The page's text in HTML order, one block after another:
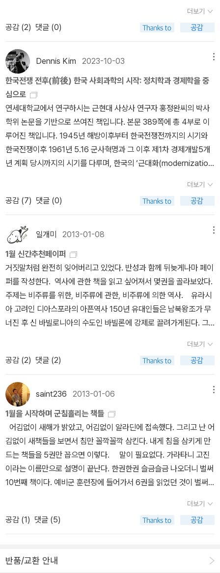
일민주의가 본격적으로 대두되기 시작한 시기는 1949년 주한미군이
철수하면서 ‘안보의 공백’이 발생한 지점과 겹친다. 이승만은 “공산당
움’의 수단으로 민주주의는 역부족이기 때문에 일민주의를 만들었다
고 설명”하였다. 구체적으로 말하면, 남한 내 좌익들의 사상적 ‘전
향’을 이끌어내는 매개체로써 일민주의가 사용된 것이다. 전향은 폭
력적 ‘강압과 유도’ 한 세트로 구성되었는데, 일민주의가 ‘유도’를 맡
았다. 그리고 이 일민주의를 통한 전향으로의 ‘유도’에 적극적으로 나
선 이가 양우정이었다. 양우정의 공산주의 비판의 핵심은 “민족주의
를 기축으로 한 반공주의”였다. 그는 민족을 강조하면서 공산주의와
자본주의, 더 나아가 제국주의와 신식민주의까지 비판한다(물론 비판
의 대안으로 내놓은 것이 대한민국 헌법이기에 자본주의 비판은 다소
항대립항인 자본주의가 아니라 민족과 국가(대한민국)로의 전향이었
다. 즉, 일민주의는 좌익들을 포섭하는 도구였던 것이다. 물론 전향이
사상적 전향만이 아니라 지리산지구 토벌 작전과 같은 폭력적 강압에
의한 전향도 있었음을 절대 간과해선 안 될 것이다. 그러나 파시즘과
유사한 성격을 지닌 일민주의와 족청계는 미국의 견제를 받을 수밖에
없었다. 1950년, 일민주의보급회를 조직하는 등 이범석은 일민주의
를 통해 대중적 기반을 확보하려 했지만, 경제 원조를 두고 이범석과
안호상을 경계한 미국의 압력으로 이범석 당시 부총리와 안호상 당시
문교부 장관이 사퇴함으로써 실패로 돌아갔다. 1952년 발췌개헌을
둘러싼 국회와 이승만 정부 사이의 갈등 속에서 족청계와 일민주의는
다시 정치 무대의 중심에 오르기 시작했다. 그러나 이때 일민주의는
민을 위한 당임을 내세우기 위해서는 양우정식의 논리가 오히려 위
의 인종적 성격을 드러낼 수 없었기 때문인 것으로 보인다. 여전히 민
족주의적 성격이 강조되었으나, “미국을 따라야 하는 상황을 받아들
이게 하기 위해서” 협동주의로 성격이 바뀌었다. 부산정치파동과 발
췌개헌이라는 사태에서 미국은 이범석을 예의주시했다. 미국은 당시
이미 고령이었던 이승만의 신변에 문제가 생겨 이범석이 권력자가 될
것을 우려해, 이승만과 이범석의 사이를 이간질하여 이범석을 제거하
려 하였다. 이 작전은 먹혀들었고, 그 결과가 이범석의 부통령 낙선이
다. 1953년 초, 휴전 반대운동으로 잠시 족청계와 일민주의가 부활하
는 듯했으나, 이범석이 이승만의 권유로 외유를 나간 사이 족청 출신
장관을 갑자기 해임하고, 자유당 중앙당부에서 이범석과 안호상, 양
이 되었으며, 1956년에 공화당을 조직해 부통령 후보로 출마하기도
르자면 노동자들이 정치조직을 결성하고 새로운 경제체제를 꿈꾸고
마르크스주의에 관한 서적을 공공연하게 읽고자 했던 염원은 모두 그
저 민주화일 뿐이다. 그것이 자신의 통치 기반을 정당화하려는 이른
바 “민주화 세력”의 주장이라면 모를까 진보적인 사회학자가 할 소리
는 아닐 것이다.간단히 말해보자. 통혁당은, 인혁당은, 남민전은 그저
민주화운동 세력이었을까. 몇 해 전 쓸쓸히 자신의 차디찬 골방에서
목숨을 잃은 어느 마지막 여자 빨치산 할머니는 그냥 민주화 운동 세
력의 일원이었을까. 민주화라는 것은 그 투쟁과 운동에 가담하고 있
던 자들의 신념과 희망을 백지상태로 돌려놓은 채, 그들을 순전히 “국
가폭력”의 희생자로 환원해도 좋은 것일까. 오랜 동안 영어의 몸에 있
다 출소한 어느 사회주의 투사를 “권위주의적 정치”의 피해자로 박제
화 시켜 놓고, 붓글씨나 쓰고 동양사상이나 풀이하는 “좋은 어른”으
로 재갈을 물려놓고, 그것을 모시는 것이라고 시치미를 떼도 좋은 것
일까. 제 정신이라면 아마 그렇게 생각하기 어려울 것이다.' - 서동
지 초상> 中- '민주화 운동'이라는 라벨로 다채로웠던 사회혁명운동
들을 묶는 것은 일종의 모독이다! 다소 맥락이 다르지만 이 이야기는
독립운동에 대해서도 적용될 수 있을 것이다. 독립운동은 건국운동이
기도 했다. 때문에 독립운동가들에게 주어진 과제는 단순히 일제 식
민지를 벗어나는 것을 넘어서, 식민지 이후 어떤 이념의 국가를 건설
하느냐도 포함되는 일이었다. 여기에는 이념이 중요하고, 이념은 차
이를 만들어낸다. 김일성도 김구도, 이범석도 여운형도 박헌영도 독
립운동이라는 카테고리에서는 동일했다. 그러나 우리가 조금만 공부
청난 차이를 가지고 있었다. 그리고 그 차이는 결코 쓸데없는 갈등이
아니었다. 김구가 세우려는 나라와 여운형이 세우려는 나라, 박헌영
이 세우려는 나라는 결코 같지 않았다. 이처럼 그 모든 다양한 시도들
을 독립운동만으로 묶는 것은 수많은 가능성을 압살하는 일이 아닐
까.3.그런데 좀 더 삐뚤어진 생각을 가지고 이런 질문을 던져보자. 개
혁진영의 지지자들이 흔히 말하듯 '친일파'가 정권을 잡지 않고 '독립
운동 세력'이 정권을 잡았다면 어땠을까? 친일파 청산 실패가 한국 현
대사 비극이라 믿는 이들은 마치 한국의 모든 문제가 친일파로부터
비롯된 듯이 말한다. 그러나 사실 이미 국민국가 건설이 진행되는 시
점에서 더이상 일제에 대한 저항 여부가 더 나은 국가를 세울수 있느
냐에 대한 유일한 판단기준이 될 수는 없었을 것이다. 문제는 '어떤 세
력'인가이다. 이는 단순히 '독립운동가' 출신의 이승만이 어떤 말로를
쳐진 족청계 주요 인물들의 사상적 계보를 보고 있자면 더욱 힘을 얻
히틀러의 <나의 투쟁>을 감명깊게 읽고, 독일의 일사불란함에 감명
이 순진한 자기 중심주의를 삼킨 것은 미군정의 위력을 적극 수용하
고 이용하면서 자신의 야망을 실현해가던 거대한 산, '이승만'이었다.
1960년대에 제3세계 국가들에서 나타난 이데올로기적인 경향은 '민
족주의적 사회주의(nationalist socialism)'라고 표현되기도 했는
데, 30년대부터 형성된 흐름이 냉전이 시작된 뒤에도 제3세계에서
지속된 것이다. 흔히 제3세계주의(third worldism)라 불리는 흐름은
대체로 좌익적 경향이 강한 것이었지만, 민족의 일체성이나 지도자를
강조하는 측면에서는 파시즘과도 공통적인 지점들이 존재했다. 29)
정신 훈련 중에서 제일 많은 시간을 할애한 것이 승강기식인데, 입소
한 날부터 졸업하는 날까지 매일 아침저녁 국기와 단기의 승강기식을
거행했으며 음악에 맞추어 애국가, 단가를 합창했다....(이범석은) 국
기 승강식이 무질서하고 산만한 것은 '국기에 대한 숭경심, 따라서 국
강조했다. 137)양우정은 스스로의 전향 경험을 떠올리면서 공산주의
연장선상에 있는 민족을 국가와 일치시킬 수 있는 상징이 존재한다는
점이다. 과거에 전향했을 때 찾지 못한 ｀지도자｀가 드디어 주어진
것이다. 양우정의 전향은 ｀지도자｀ 이승만을 매개로 완성되었으며,
1930년대에 천황제를 매개로 고바야시 모리토가 전향자운동을 추진
했듯이, 양우정 역시 이승만을 앞세우면서 전향 공작에 앞장서게 된
다. 237)양우정은 일민주의의 핵심인 동질성을 자본주의 비판, 즉 자
본주의의 산물로서의 계급 분열에 대한 비판과 그 변혁에서 찾으려고
한 데 반해, 안호상은 그 동질성을 변혁을 통해서 창출하는 것이 아니
라 ｀핏줄｀이라는 이미 주어진 것에서 찾는 것이다. 일민주의가 내
포할 수 있었던 변혁적 요소는 안호상에 의해 거의 제거되고 말았다.
었다. 족청계의 반공주의는 민족주의를 통해 내부적 계급모순을 ｀
(적색) 제국주의｀에 대한 적대로 치환시키는 파시즘적 논리에 의한
것이었는데, 족청계 제거 직후부터 반공주의 논리로서 오히려 ｀제3
세력｀과 결부될 수 있는 민족주의를 경계하고 진영 논리를 강조하는
경향이 나타나기 시작한 것이다. 454)
아침이 밝기까지 기다리고서 곁님하고 아이들한테 이 목소리를 옮겨
서 들려준다. 낮에 두바퀴를 달려서 면소재지 나래터를 다녀온다. 새
로 선보인 《우리말꽃》을 책숲 이웃님한테 마저 부친다. 《무명의 말
들》을 읽었다. 일본사람으로서 한말을 꽤 할 줄 아는구나 싶고, 무턱
대고 어느 켠을 미는 길은 아니라고 느낀다. ‘저들만 사달이지 않다’는
목소리를 내는 이 나라 글바치가 얼마나 되는지 돌아본다. 갈수록 줄
고, 나날이 자취를 감춘다. 다만, 글결은 아쉽다. 이녁한테 익숙한 일
본 한자말이 아닌, 쉬운 한겨레말을 익히려고 마음을 기울여 본다면
글빛이 확 다르리라. 우리는 ‘말들’처럼 안 쓴다. ‘말·마음·글’이나 ‘구
름·비·물’은 낱으로 쓴다. 더구나 “무명의 말들”은 무늬는 한글이되 일
본말씨이다. “이름없는 말”이나 “조용히 말하다”나 “낮게 말하다”나
“들풀 목소리”처럼 “수수한 말”을 볼 수 있기를 빈다.ㅅㄴㄹ※ 글쓴이
숲노래(최종규) : 우리말꽃(국어사전)을 씁니다. “말꽃 짓는 책숲, 숲
노래”라는 이름으로 시골인 전남 고흥에서 서재도서관·책박물관을
운 말이 평화》, 《곁말》, 《곁책》, 《새로 쓰는 말밑 꾸러미 사전》, 《새
로 쓰는 비슷한말 꾸러미 사전》, 《새로 쓰는 겹말 꾸러미 사전》, 《새
로 쓰는 우리말 꾸러미 사전》, 《책숲마실》, 《우리말 수수께끼 동시》,
《우리말 동시 사전》, 《우리말 글쓰기 사전》, 《이오덕 마음 읽기》, 《시
골에서 살림 짓는 즐거움》, 《마을에서 살려낸 우리말》, 《읽는 우리말
사전 1·2·3》 들을 썼습니다. blog.naver.com/hbooklove
더보기
공감 (2) 댓글 (0)
Dennis Kim 2023-10-03
한국전쟁 전후(前後) 한국 사회과학의 시작: 정치학과 경제학을 중
심으로
연세대학교에서 연구하시는 근현대 사상사 연구자 홍정완씨의 박사
학위 논문을 기반으로 쓰여진 책입니다. 본문 389쪽에 총 4부로 이
루어진 책입니다. 1945년 해방이후부터 한국전쟁전까지의 시기와
한국전쟁이후 1961년 5.16 군사혁명과 그 이후 제1차 경제개발5개
년 계획 당시까지의 시기를 다루며, 한국의 ‘근대화(modernizatio
학 분과입니다. 1945년 해방과 미군정의 시기를 지나 1948년 남한
에 정부가 수립된 이후 새로운 정치체제와 경제체제를 만들어야 했던
당시에 가장 두드러지는 활동을 했던 분과이기 때문에 선택된 걸로
보입니다. 정치학분야의 특징을 보면 해방이후 새로운 정치체제를 모
색하는 과정에서 현재 당연히 여기는 민주주의 체제를 고려하지 않았
다는 점이 눈에 띕니다. 한국천쟁이전까지 영미식 자유민주주의보다
유럽의 사회민주주의적 체제와 심지어 나찌 독일의 파시즘적 독재체
제까지 논의가 되었습니다. 1930년대 나찌 독일에서 공부했던 학자
들이 활동했을 뿐만 아니라 일본의 제국대학에서 공부한 학자들이 활
동하던 당시에는 어쩌면 당연한 경향일 수 있습니다. 하지만 제2차
세계대전 종전 후 점차 냉전( the Cold War)의 대결양상이 증대되
고, 한국전쟁이 발발하자 이 전쟁 이전의 사회민주주의적 논의는 줄
어들고 미국의 행태주의적 정치학을 받아들이면서 자유민주주의적
에 기반한 전체주의적 국가주의를 체제대안으로 연구했고 공론장에
서 논의된 건 이미 소개한 선행연구서에서 다루었습니다. 이 책에도
물론 이 책을 인용했습니다. 후지이 다케시 지음, 파시즘과 제3세계
주의 사이에서( 역사비평사, 2012)경제학의 경우 한국전쟁 발발이전
까지 마르크스주의 경제학의 영향이 컸습니다. 상당한 수의 독립운동
가들이 사회주의 계열인데다가 사회민주주의적 성향의 제헌헌법이
재정되었고 북한과 분단되기 전이기 때문이기도 하고 1929년 촉발
된 대공황과 그결과 일어난 제2차세계대전을 겪었기에 자본주의 자
한국전쟁이후 남한에서 자본주의는 ‘객관적 필연’으로 받아들여졌고,
한국경제의 당시의 후진성은 경제학자들이 ‘자본주의 전단계 (前段
階)‘로 인식되었고 서구 선진국들의 근대화 산업화의 경험은 따라가
의 경제개발과 성장이론에 관심을 가지고 후진적 사회에서 어떻게 경
더보기
공감 (7) 댓글 (0)
일개미 2013-01-08
1월 신간추천페이퍼
거짓말처럼 완전히 잊어버리고 있었다. 반성과 함께 뒤늦게나마 페이
퍼를 작성한다. 역사에 관한 책을 읽고 싶어져서 몇권을 골라보았다.
주제는 비주류를 위한, 비주류에 관한, 비주류에 의한 역사. 유라시
아 고려인 디아스포라의 아픈역사 150년 유대인들은 남북왕조가 무
너진 후 신 바빌로니아의 수도인 바빌론에 강제로 끌려가게된다. 그
져 공동체 생활을 유지하게 된다. 이처럼 한 인종이 자신의 살던 곳이
아닌 다른 나라로 이주해 '흩뿌려지거나 퍼지는 것'을 '디아스포라'라
고 부른다. 고려인은 19세기에 연해주 등지에 살던 조선인(그 당시)
들이 소련의 강제 이주 정책으로 인해 중앙아시아로 '흩뿌려진' 사람
들을 지칭한다. 일제의 패망이후 사할린 섬에 남겨진 조선인과 같
이 유라시아에 걸친 고려인들을 모두 합친다면 그 규모가 50만명에
이른다고 한다. 그러나 주류가 아닌 이들의 삶을 기억하는 사람은 없
다. 한국에서도, 북한에서도, 소련에서도, 독립한 중앙아시아 국가에
서도 이들은 이방인일 뿐이었다. 소외되었던 그래서 기록되지 못했던
그들의 삶을 저자는 어떻게 그려내었을까. 파시즘과 제3세계주의
사이에서 스스로가 자신을 설명할 기회를 가진다면 어떠한 글이 쓰여
질까. 객관적이고 공정한 판단이 가능할까. 장점은 부각되고 단점은
포장되지 않을까. 취직을 위한 자기소개서의 샘플을 보면 어느 하나
대한 모습 보다는 타인이 나를 보는 시선은 좀 더 객관적일 가능성이
더보기
공감 (2) 댓글 (2)
saint236 2013-01-06
1월을 시작하며 군침흘리는 책들
어김없이 새해가 밝았고, 어김없이 알라딘에 접속했다. 그리고 난 어
김없이 새책들을 보면서 침만 꼴깍꼴깍 삼킨다. 내게 침을 삼키게 만
드는 책들을 5권만 꼽으면 이렇다. 말이 필요없다. 가라타니 고진
이라는 이름만으로 설명이 끝난다. 한권한권 슬금슬금 나오더니 벌써
10번째 책이다. 예비군 훈련장에 들어가서 6권을 읽었던 것이 벌써 2
생각보다 난해하지만, 그만큼 즐겁다. 과거를 제대로 청산하
지 못한 관계로 두고두고 아픔을 겪고 있는 것이 오늘날 우리들의 현
실이다. 죽은 박정희가 아직도 대선에 영향을 끼치고 있는 우리나라
다만 씁쓸한 것은 우리나라 해방 후 8년사를 일본 사람이 기록했다는
더보기
공감 (1) 댓글 (5)
반품/교환 안내